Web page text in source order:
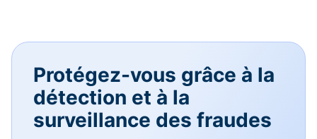
Protégez-vous grâce à la
détection et à la
surveillance des fraudes